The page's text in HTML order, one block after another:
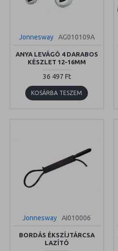
Jonnesway AG010109A
ANYA LEVÁGÓ 4 DARABOS
KÉSZLET 12-16MM
36 497 Ft
KOSÁRBA TESZEM
Jonnesway AI010006
BORDÁS ÉKSZÍJTÁRCSA
LAZÍTÓ